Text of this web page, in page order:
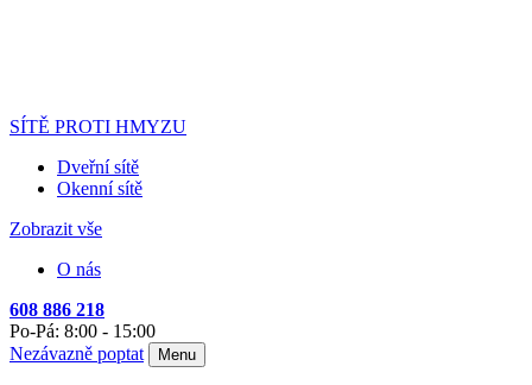
SÍTĚ PROTI HMYZU
Dveřní sítě
Okenní sítě
Zobrazit vše
O nás
608 886 218
Po-Pá: 8:00 - 15:00
Nezávazně poptat
Menu